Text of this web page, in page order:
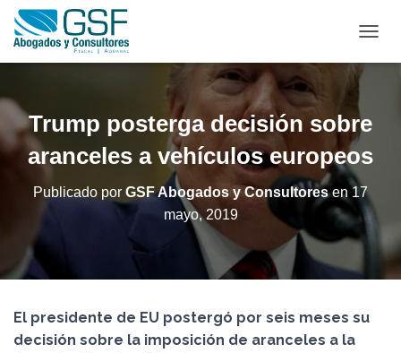
A
A
M
D
O
A
E
Trump posterga decisión sobre
aranceles a vehículos europeos
Publicado por GSF Abogados y Consultoresen 17
mayo, 2019
El presidente de EU postergó por seis meses su
decisión sobre la imposición de aranceles a la